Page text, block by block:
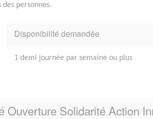
personnes.
Disponibilité demandée
1 demi journée par semaine ou plus
Solidarité Action